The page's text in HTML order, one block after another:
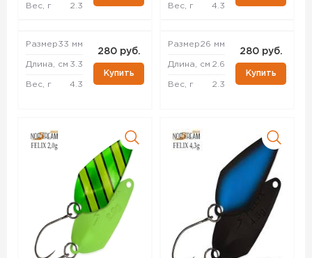
Вес, г 2.3
Размер33 мм
Длина, см 3.3
Вес, г 4.3
280 руб.
Купить
Вес, г 4.3
Размер26 мм
Длина, см 2.6
Вес, г 2.3
280 руб.
Купить